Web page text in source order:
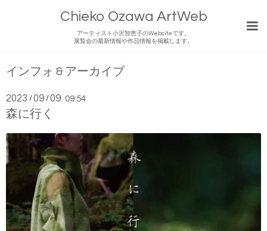
Chieko Ozawa ArtWeb
アーティスト小沢智恵子のWebsiteです。
展覧会の最新情報や作品情報を掲載します。
インフォ & アーカイブ
2023 /09 /09 09:54
森に行く